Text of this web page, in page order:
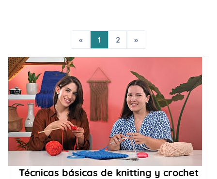
« 1 2 »
Técnicas básicas de knitting y crochet